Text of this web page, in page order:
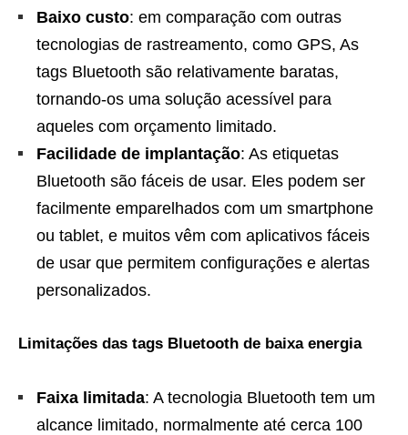
Baixo custo: em comparação com outras
tecnologias de rastreamento, como GPS, As
tags Bluetooth são relativamente baratas,
tornando-os uma solução acessível para
aqueles com orçamento limitado.
Facilidade de implantação: As etiquetas
Bluetooth são fáceis de usar. Eles podem ser
facilmente emparelhados com um smartphone
ou tablet, e muitos vêm com aplicativos fáceis
de usar que permitem configurações e alertas
personalizados.
Limitações das tags Bluetooth de baixa energia
Faixa limitada: A tecnologia Bluetooth tem um
alcance limitado, normalmente até cerca 100